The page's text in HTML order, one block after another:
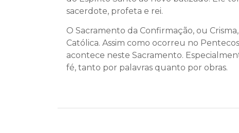
sacerdote, profeta e rei.
O Sacramento da Confirmação, ou
Católica. Assim como ocorreu no
acontece neste Sacramento.
fé, tanto por palavras quanto por obras.